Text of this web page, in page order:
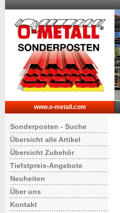
www.o-metall.com
Sonderposten - Suche
Übersicht alle Artikel
Übersicht Zubehör
Tiefstpreis-Angebote
Neuheiten
Über uns
Kontakt